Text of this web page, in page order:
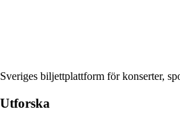
Sveriges biljettplattform för konserter,
Utforska